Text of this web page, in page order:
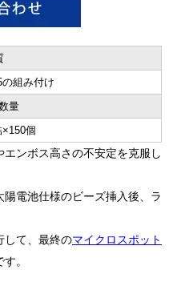
組み付け
量
×150個
ンボス高さの不安定を克服し
電池仕様のビーズ挿入後、ラ
して、最終のマイクロスポット
。